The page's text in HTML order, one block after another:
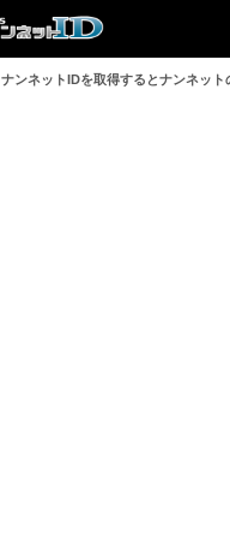
ナンネットIDを取得するとナンネッ